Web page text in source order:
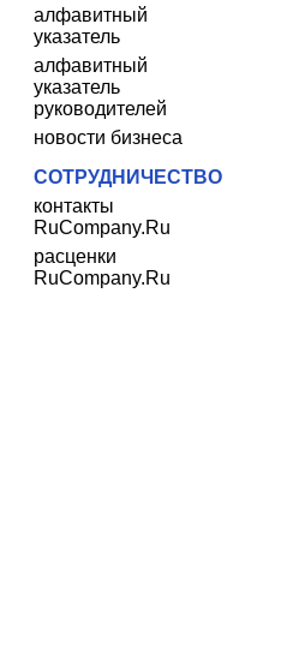
алфавитный
указатель
алфавитный
указатель
руководителей
новости бизнеса
СОТРУДНИЧЕСТВО
контакты
RuCompany.Ru
расценки
RuCompany.Ru